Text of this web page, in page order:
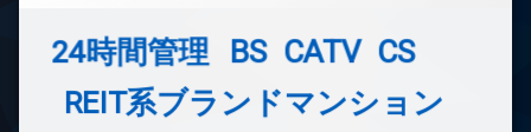
24時間管理 BS CATV CS
REIT系ブランドマンション